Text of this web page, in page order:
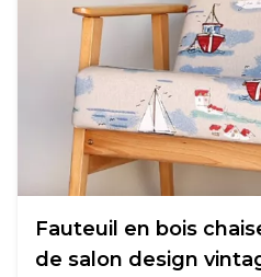
Fauteuil en bois
de salon design